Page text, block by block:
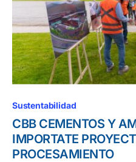
Sustentabilidad
CBB CEMENTOS Y
IMPORTATE
PROCESAMIENTO